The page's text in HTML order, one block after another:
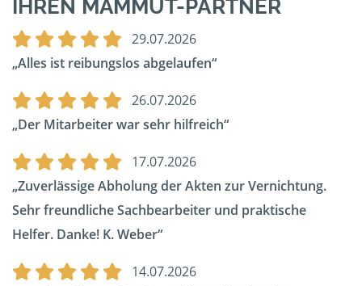
IHREN MAMMUT-PARTNER
29.07.2026
Alles ist reibungslos abgelaufen
26.07.2026
Der Mitarbeiter war sehr hilfreich
17.07.2026
Zuverlässige Abholung der Akten zur Vernichtung.
Sehr freundliche Sachbearbeiter und praktische
Helfer. Danke! K. Weber
14.07.2026